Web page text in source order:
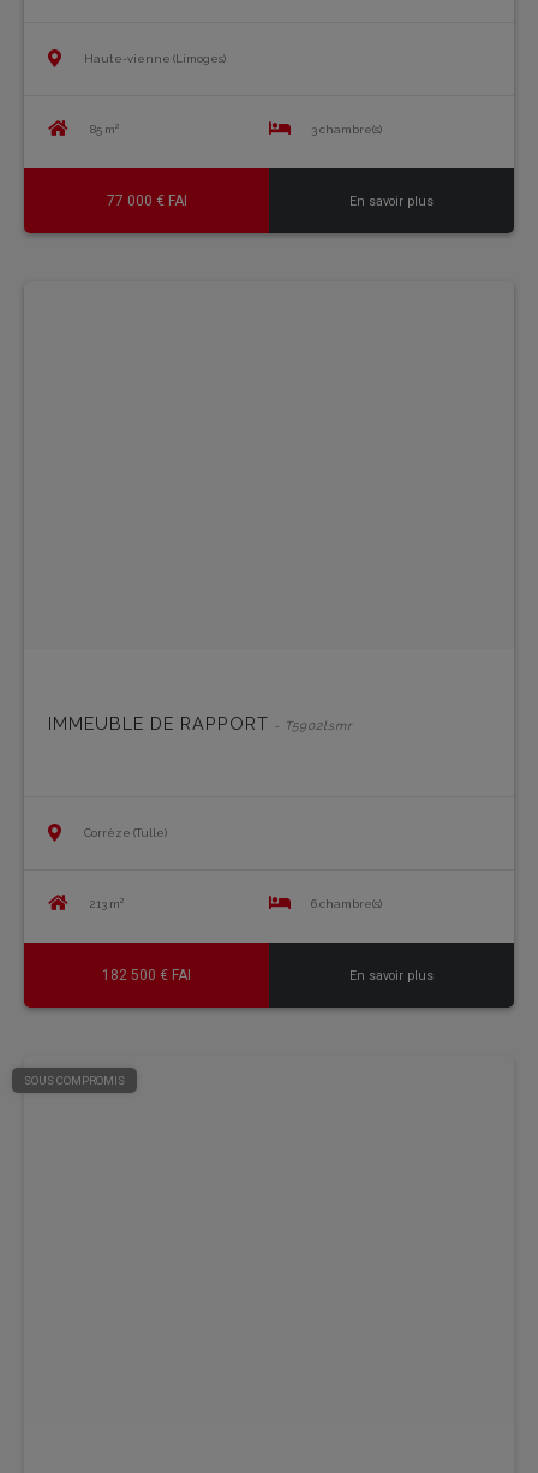
Haute-vienne (Limoges)
85 m² 3 chambre(s)
77 000 € FAI En savoir plus
IMMEUBLE DE RAPPORT - T5902lsmr
Corrèze (Tulle)
213 m² 6 chambre(s)
182 500 € FAI En savoir plus
SOUS COMPROMIS